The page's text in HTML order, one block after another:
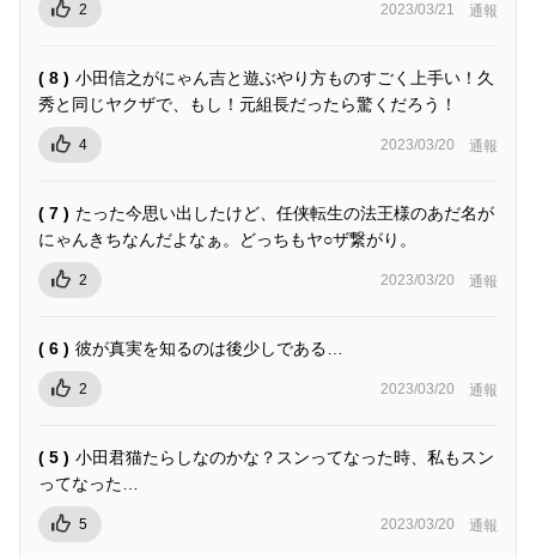
2 2023/03/21 通報
( 8 ) 小田信之がにゃん吉と遊ぶやり方ものすごく上手い！久
秀と同じヤクザで、もし！元組長だったら驚くだろう！
4 2023/03/20 通報
( 7 ) たった今思い出したけど、任侠転生の法王様のあだ名が
にゃんきちなんだよなぁ。どっちもヤ○ザ繋がり。
2 2023/03/20 通報
( 6 ) 彼が真実を知るのは後少しである…
2 2023/03/20 通報
( 5 ) 小田君猫たらしなのかな？スンってなった時、私もスン
ってなった…
5 2023/03/20 通報